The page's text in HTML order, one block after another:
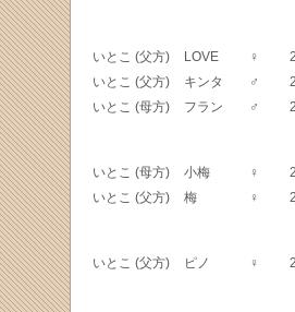
いとこ (父方) LOVE ♀
いとこ (父方) キンタ ♂
いとこ (母方) フラン ♂
いとこ (母方) 小梅 ♀
いとこ (父方) 梅 ♀
いとこ (父方) ピノ ♀